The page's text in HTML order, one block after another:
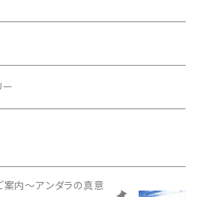
ー
案内～アンダラの真意